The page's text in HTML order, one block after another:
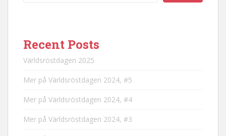
Recent Posts
Världsröstdagen 2025
Mer på Världsröstdagen 2024, #5
Mer på Världsröstdagen 2024, #4
Mer på Världsröstdagen 2024, #3